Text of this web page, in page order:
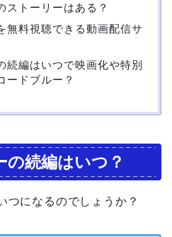
ストーリーはある？
無料視聴できる動画配信サ
続編はいつで映画化や特別
ードブルー？
続編はいつ？
つになるのでしょうか？